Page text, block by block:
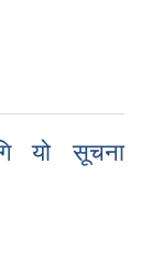
यो सूचना